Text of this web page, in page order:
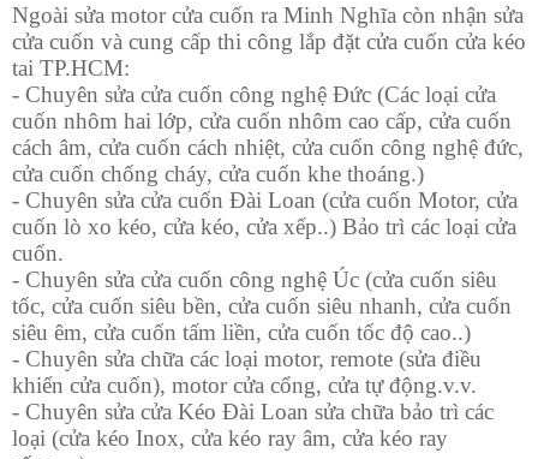
Ngoài sửa motor cửa cuốn ra Minh Nghĩa còn nhận sửa
cửa cuốn và cung cấp thi công lắp đặt cửa cuốn cửa kéo
tai TP.HCM:
- Chuyên sửa cửa cuốn công nghệ Đức (Các loại cửa
cuốn nhôm hai lớp, cửa cuốn nhôm cao cấp, cửa cuốn
cách âm, cửa cuốn cách nhiệt, cửa cuốn công nghệ đức,
cửa cuốn chống cháy, cửa cuốn khe thoáng.)
- Chuyên sửa cửa cuốn Đài Loan (cửa cuốn Motor, cửa
cuốn lò xo kéo, cửa kéo, cửa xếp..) Bảo trì các loại cửa
cuốn.
- Chuyên sửa cửa cuốn công nghệ Úc (cửa cuốn siêu
tốc, cửa cuốn siêu bền, cửa cuốn siêu nhanh, cửa cuốn
siêu êm, cửa cuốn tấm liền, cửa cuốn tốc độ cao..)
- Chuyên sửa chữa các loại motor, remote (sửa điều
khiển cửa cuốn), motor cửa cổng, cửa tự động.v.v.
- Chuyên sửa cửa Kéo Đài Loan sửa chữa bảo trì các
loại (cửa kéo Inox, cửa kéo ray âm, cửa kéo ray